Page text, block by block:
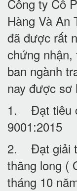
Công ty Cổ
Hàng Và An
đã được rất
chứng
ban ngành
nay được sơ
1. Đạt tiêu
9001:2015
2. Đạt giải
thăng long (
tháng 10